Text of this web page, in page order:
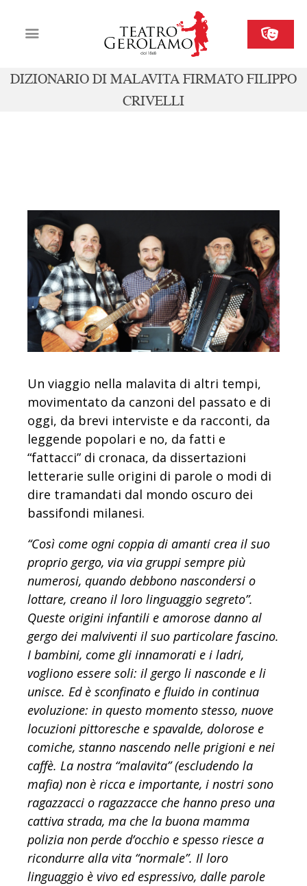
DIZIONARIO DI MALAVITA FIRMATO FILIPPO
CRIVELLI
Cartellone
Un viaggio nella malavita di altri tempi,
movimentato da canzoni del passato e di
oggi, da brevi interviste e da racconti, da
leggende popolari e no, da fatti e
“fattacci” di cronaca, da dissertazioni
letterarie sulle origini di parole o modi di
dire tramandati dal mondo oscuro dei
bassifondi milanesi.
“Così come ogni coppia di amanti crea il suo
proprio gergo, via via gruppi sempre più
numerosi, quando debbono nascondersi o
lottare, creano il loro linguaggio segreto”.
Queste origini infantili e amorose danno al
gergo dei malviventi il suo particolare fascino.
I bambini, come gli innamorati e i ladri,
vogliono essere soli: il gergo li nasconde e li
unisce. Ed è sconfinato e fluido in continua
evoluzione: in questo momento stesso, nuove
locuzioni pittoresche e spavalde, dolorose e
comiche, stanno nascendo nelle prigioni e nei
caffè. La nostra “malavita” (escludendo la
mafia) non è ricca e importante, i nostri sono
ragazzacci o ragazzacce che hanno preso una
cattiva strada, ma che la buona mamma
polizia non perde d’occhio e spesso riesce a
ricondurre alla vita “normale”. Il loro
linguaggio è vivo ed espressivo, dalle parole